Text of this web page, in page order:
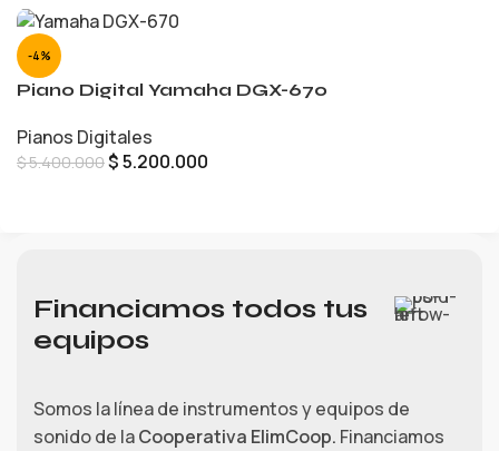
-4%
Piano Digital Yamaha DGX-670
Pianos Digitales
$5.400.000$5.200.000
Financiamos todos tus
equipos
Somos la línea de instrumentos y equipos de
sonido de laCooperativa ElimCoop. Financiamos